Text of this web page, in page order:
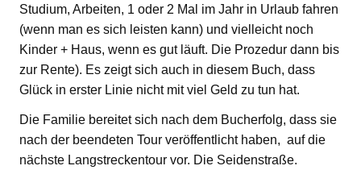
Studium, Arbeiten, 1 oder 2 Mal im Jahr in Urlaub fahren
(wenn man es sich leisten kann) und vielleicht noch
Kinder + Haus, wenn es gut läuft. Die Prozedur dann bis
zur Rente). Es zeigt sich auch in diesem Buch, dass
Glück in erster Linie nicht mit viel Geld zu tun hat.
Die Familie bereitet sich nach dem Bucherfolg, dass sie
nach der beendeten Tour veröffentlicht haben, auf die
nächste Langstreckentour vor. Die Seidenstraße.